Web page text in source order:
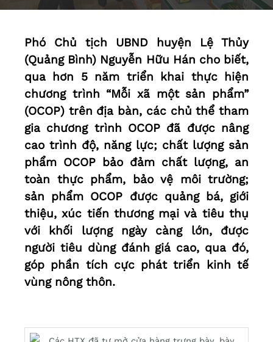
Phó Chủ tịch UBND huyện Lệ Thủy
(Quảng Bình) Nguyễn Hữu Hán cho biết,
qua hơn 5 năm triển khai thực hiện
chương trình “Mỗi xã một sản phẩm”
(OCOP) trên địa bàn, các chủ thể tham
gia chương trình OCOP đã được nâng
cao trình độ, năng lực; chất lượng sản
phẩm OCOP bảo đảm chất lượng, an
toàn thực phẩm, bảo vệ môi trường;
sản phẩm OCOP được quảng bá, giới
thiệu, xúc tiến thương mại và tiêu thụ
với khối lượng ngày càng lớn, được
người tiêu dùng đánh giá cao, qua đó,
góp phần tích cực phát triển kinh tế
vùng nông thôn.